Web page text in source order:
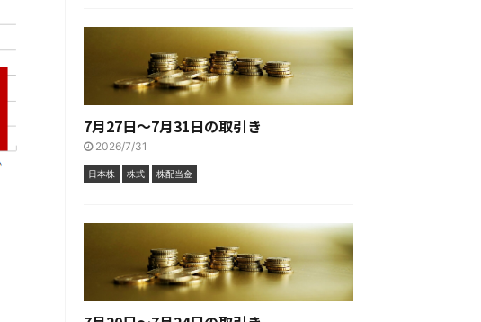
7月27日～7月31日の取引き
2026/7/31
日本株 株式 株配当金